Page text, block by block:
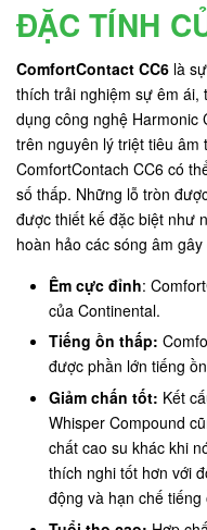
ĐẶC TÍNH
ComfortContact CC6 là
thích trải nghiệm sự êm ái,
dụng công nghệ Harmonic
trên nguyên lý triệt tiêu
ComfortContach CC6 có
số thấp. Những lỗ tròn
được thiết kế đặc biệt như
hoàn hảo các sóng âm
Êm cực đỉnh:
của Continental.
Tiếng ồn thấp:
được phần lớn tiếng
Giảm chấn tốt: Kết
Whisper Compound
chất cao su khác khi
thích nghi tốt hơn với
động và hạn chế tiếng